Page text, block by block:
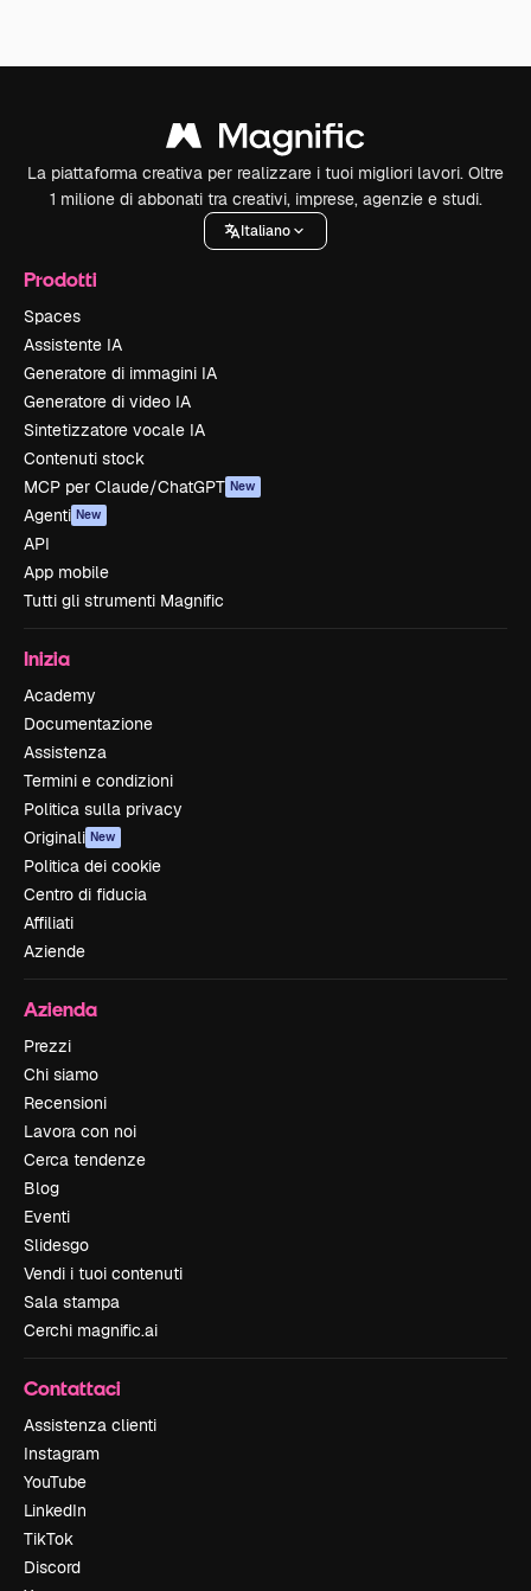
La piattaforma creativa per realizzare i tuoi migliori lavori. Oltre
1 milione di abbonati tra creativi, imprese, agenzie e studi.
Italiano
Prodotti
Spaces
Assistente IA
Generatore di immagini IA
Generatore di video IA
Sintetizzatore vocale IA
Contenuti stock
MCP per Claude/ChatGPT New
Agenti New
API
App mobile
Tutti gli strumenti Magnific
Inizia
Academy
Documentazione
Assistenza
Termini e condizioni
Politica sulla privacy
Originali New
Politica dei cookie
Centro di fiducia
Affiliati
Aziende
Azienda
Prezzi
Chi siamo
Recensioni
Lavora con noi
Cerca tendenze
Blog
Eventi
Slidesgo
Vendi i tuoi contenuti
Sala stampa
Cerchi magnific.ai
Contattaci
Assistenza clienti
Instagram
YouTube
LinkedIn
TikTok
Discord